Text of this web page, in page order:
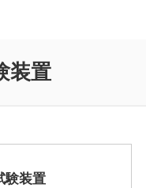
装置
験装置